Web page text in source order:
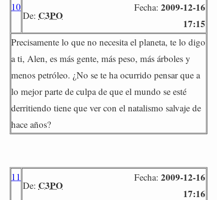
10
De: C3PO
Fecha: 2009-12-16
17:15
Precisamente lo que no necesita el planeta, te lo digo
a ti, Alen, es más gente, más peso, más árboles y
menos petróleo. ¿No se te ha ocurrido pensar que a
lo mejor parte de culpa de que el mundo se esté
derritiendo tiene que ver con el natalismo salvaje de
hace años?
11
De: C3PO
Fecha: 2009-12-16
17:16